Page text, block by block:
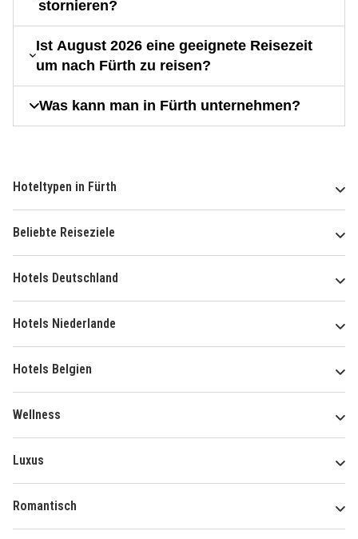
stornieren?
Ist August 2026 eine geeignete Reisezeit
um nach Fürth zu reisen?
Was kann man in Fürth unternehmen?
Hoteltypen in Fürth
Beliebte Reiseziele
Hotels Deutschland
Hotels Niederlande
Hotels Belgien
Wellness
Luxus
Romantisch